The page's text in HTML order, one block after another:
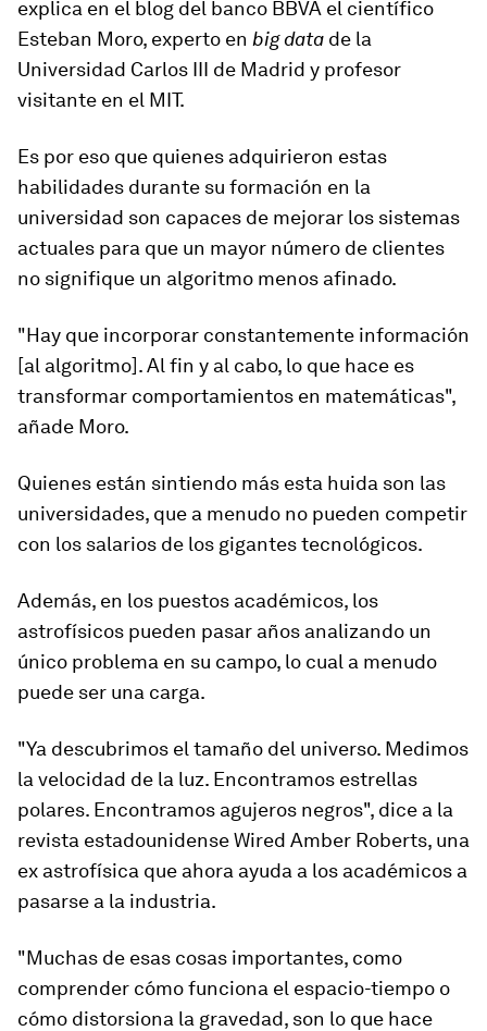
explica en el blog del banco BBVA el científico
Esteban Moro, experto en big data de la
Universidad Carlos III de Madrid y profesor
visitante en el MIT.
Es por eso que quienes adquirieron estas
habilidades durante su formación en la
universidad son capaces de mejorar los sistemas
actuales para que un mayor número de clientes
no signifique un algoritmo menos afinado.
"Hay que incorporar constantemente información
[al algoritmo]. Al fin y al cabo, lo que hace es
transformar comportamientos en matemáticas",
añade Moro.
Quienes están sintiendo más esta huida son las
universidades, que a menudo no pueden competir
con los salarios de los gigantes tecnológicos.
Además, en los puestos académicos, los
astrofísicos pueden pasar años analizando un
único problema en su campo, lo cual a menudo
puede ser una carga.
"Ya descubrimos el tamaño del universo. Medimos
la velocidad de la luz. Encontramos estrellas
polares. Encontramos agujeros negros", dice a la
revista estadounidense Wired Amber Roberts, una
ex astrofísica que ahora ayuda a los académicos a
pasarse a la industria.
"Muchas de esas cosas importantes, como
comprender cómo funciona el espacio-tiempo o
cómo distorsiona la gravedad, son lo que hace